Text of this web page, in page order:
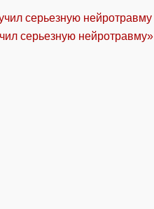
серьезную нейротравму»